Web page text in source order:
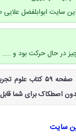
سایت ابوابلفضل علایی
در حال حرکت بود و ……
جواب شگفتی های
بدون اصطکاک برای شما
سایت